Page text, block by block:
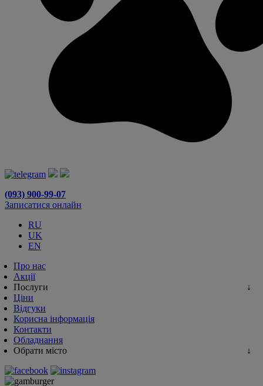
(093) 900-99-07
Записатися онлайн
RU
UK
EN
Про нас
Акції
Послуги
Ціни
Відгуки
Корисна інформація
Контакти
Обладнання
Обрати місто